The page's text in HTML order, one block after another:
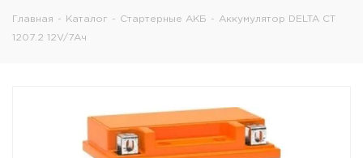
Главная - Каталог - Стартерные АКБ - Аккумулятор DELTA СТ
1207.2 12V/7Aч